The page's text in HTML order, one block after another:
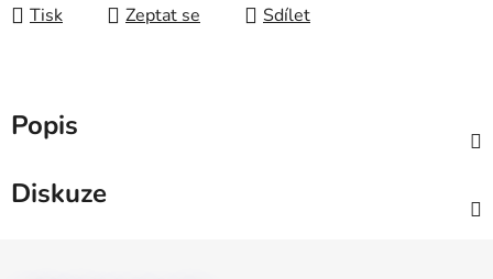
Tisk Zeptat se Sdílet
Popis
Diskuze